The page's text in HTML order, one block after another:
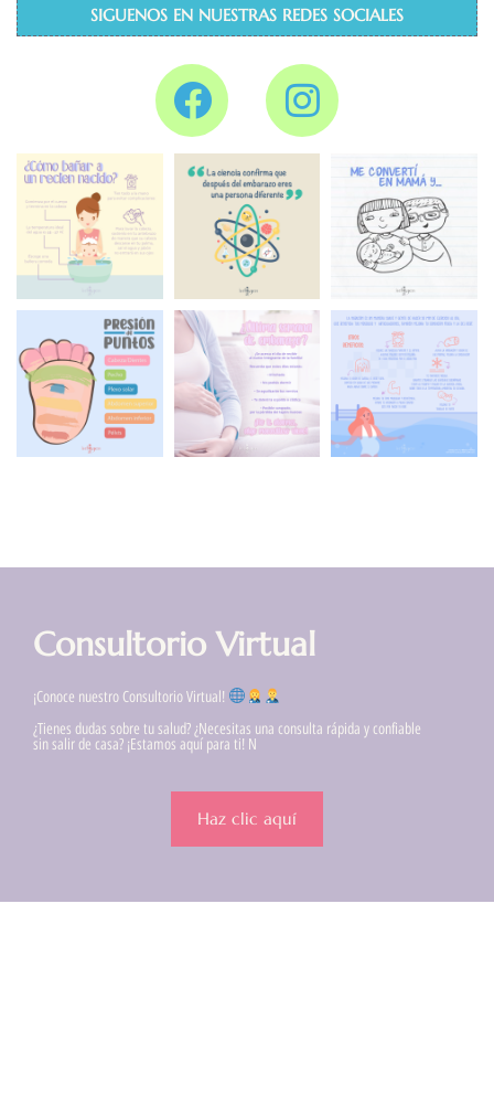
SIGUENOS EN NUESTRAS REDES SOCIALES
Consultorio Virtual
¡Conoce nuestro Consultorio Virtual!
¿Tienes dudas sobre tu salud? ¿Necesitas una consulta rápida y confiable
sin salir de casa? ¡Estamos aquí para ti! N
Haz clic aquí